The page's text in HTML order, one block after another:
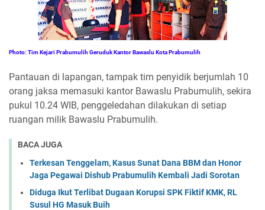
Photo: Tim Kejari Prabumulih Geruduk Kantor Bawaslu Kota Prabumulih
Pantauan di lapangan, tampak tim penyidik berjumlah 10
orang jaksa memasuki kantor Bawaslu Prabumulih, sekira
pukul 10.24 WIB, penggeledahan dilakukan di setiap
ruangan milik Bawaslu Prabumulih.
BACA JUGA
Terkesan Tenggelam, Kasus Sunat Dana BBM dan Honor
Jaga Pegawai Dishub Prabumulih Kembali Jadi Sorotan
Diduga Ikut Terlibat Dugaan Korupsi SPK Fiktif KMK, RL
Susul HG Masuk Buih